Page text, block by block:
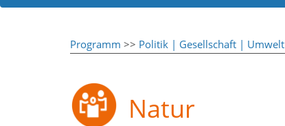
Programm >> Politik | Gesellschaft | Umwelt
Natur